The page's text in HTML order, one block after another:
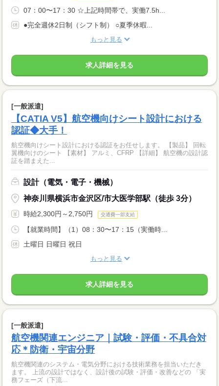
07：00〜17：30 ☆上記時間帯で、実働7.5h...
●完全週休2日制（シフト制） ○夏季休暇...
もっと見る
求人詳細を見る
[一般派遣]
【CATIA V5】航空機向けシート設計における
認証◆大手！
航空機向けシート設計における認証をお任せします。 【製品】 回転
翼機向けのシート 【素材】 アルミ、CFRP 【詳細】 航空機の設計認
証を踏まえた...
設計（電気・電子・機械）
神奈川県横浜市金沢区/市大医学部駅（徒歩 3分）
時給2,300円～2,750円 交通費一部支給
【就業時間】（1）08：30〜17：15（実働時...
土曜日 日曜日 祝日
もっと見る
求人詳細を見る
[一般派遣]
航空機関連エンジニア｜試験・評価・不具合対
応＊防衛・宇宙分野
航空機関連のシステム・電気分野における技術業務を担当いただき
ます。 上流の設計ではなく、設計後の試験・評価・改善などの 「実
務フェーズ（下流...